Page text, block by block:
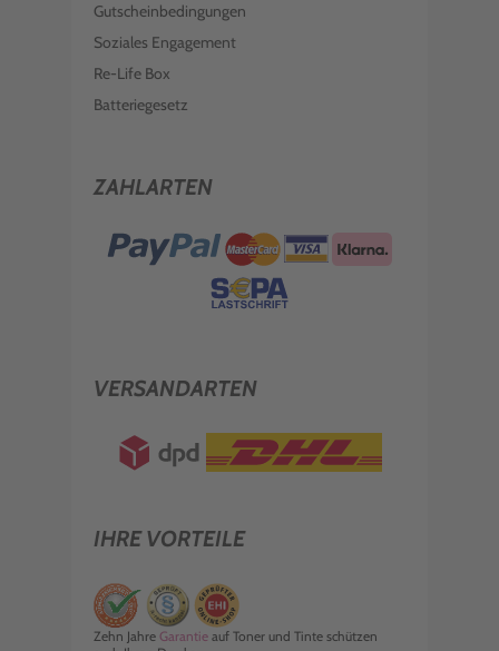
Gutscheinbedingungen
Soziales Engagement
Re-Life Box
Batteriegesetz
ZAHLARTEN
VERSANDARTEN
IHRE VORTEILE
Zehn Jahre Garantie auf Toner und Tinte schützen